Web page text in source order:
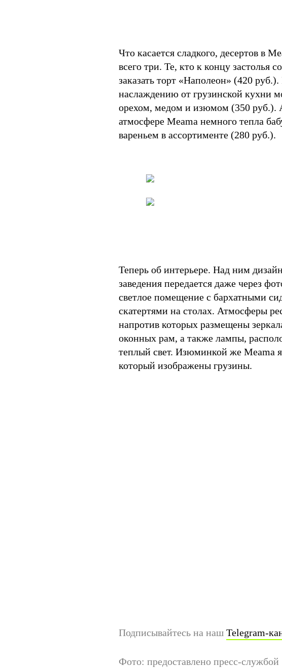
Что касается сладкого, десертов в
всего три. Те, кто к концу застолья
заказать торт «Наполеон» (420
наслаждению от грузинской кухни
орехом, медом и изюмом (350 руб.).
атмосфере Meama немного тепла
вареньем в ассортименте (280 руб.).
Теперь об интерьере. Над ним
заведения передается даже через
светлое помещение с бархатными
скатертями на столах. Атмосферы
напротив которых размещены
оконных рам, а также лампы,
теплый свет. Изюминкой же Meama
который изображены грузины.
Подписывайтесь на наш Telegram-
Фото: предоставлено пресс-службой